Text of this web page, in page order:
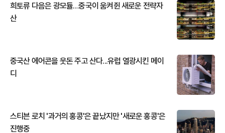
희토류 다음은 광모듈…중국이 움켜쥔 새로운 전략자
산
중국산 에어콘을 웃돈 주고 산다...유럽 열광시킨 메이
디
스티븐 로치 '과거의 홍콩'은 끝났지만 '새로운 홍콩'은
진행중